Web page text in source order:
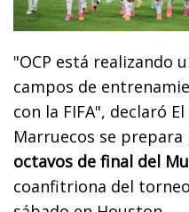
"OCP está realizando
campos de
con la FIFA", declaró
Marruecos se prepara
octavos de final del
coanfitriona del